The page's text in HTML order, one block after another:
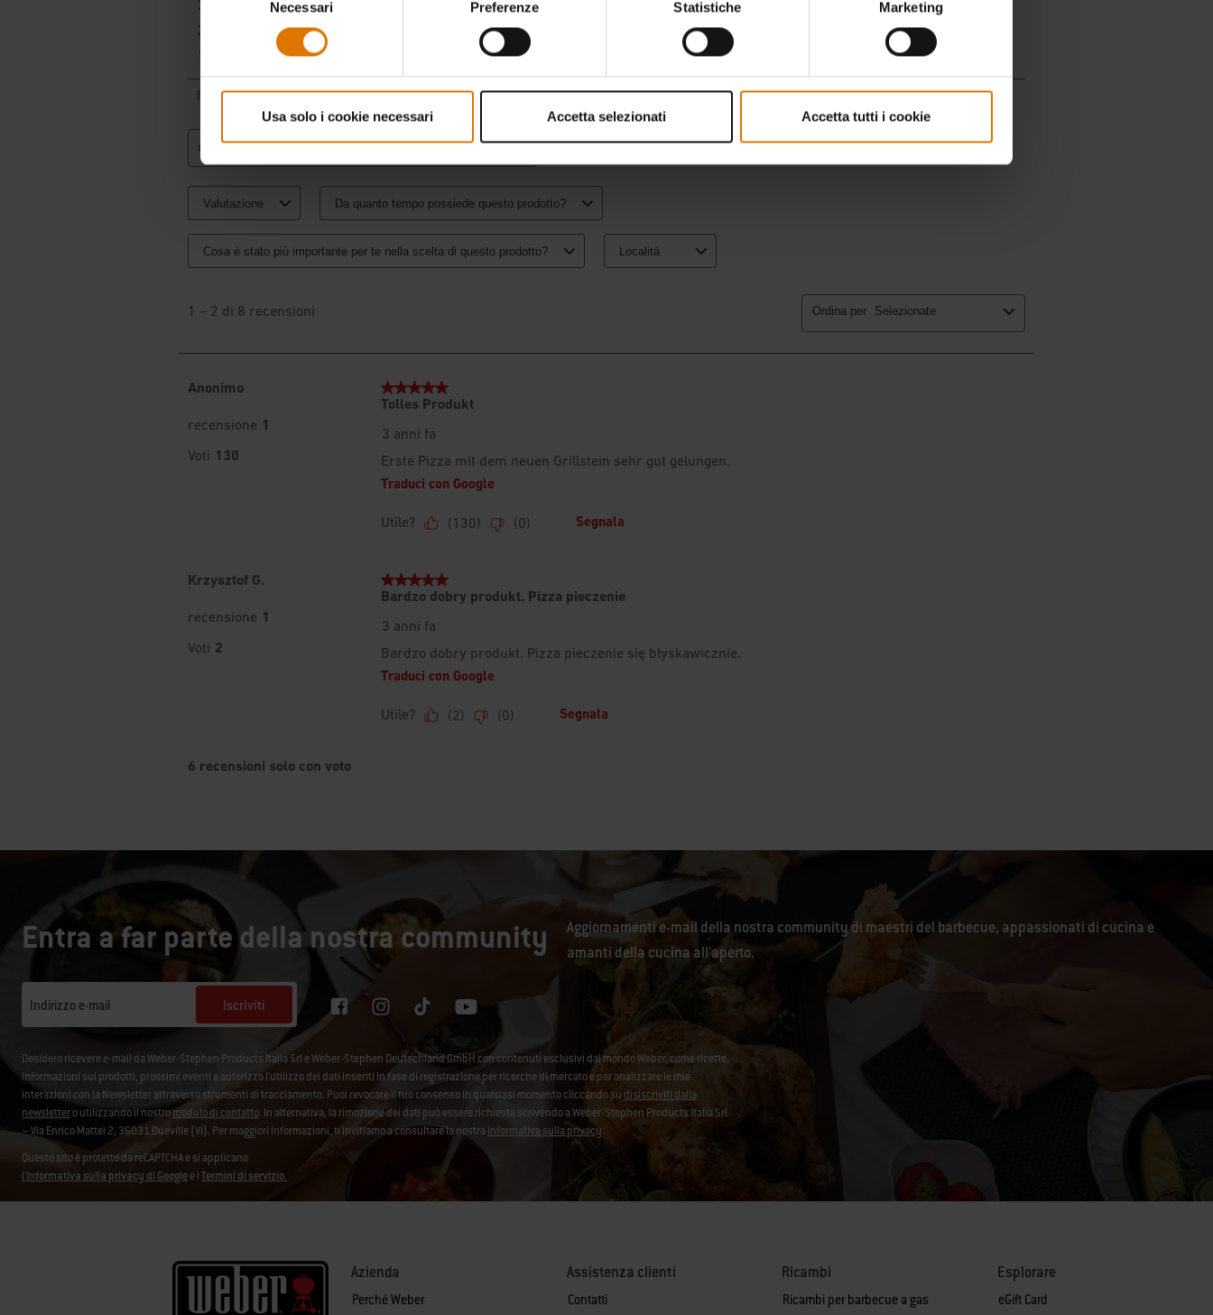
del
consenso
Necessari Preferenze Statistiche Marketing
Usa solo i cookie necessari Accetta selezionati Accetta tutti i cookie
Entra a far parte della nostra community
Aggiornamenti e-mail della nostra community di maestri del barbecue, appassionati di cucina e
amanti della cucina all'aperto.
Indirizzo e-mail Iscriviti
Desidero ricevere e-mail da Weber-Stephen Products Italia Srl e Weber-Stephen Deutschland GmbH con contenuti esclusivi dal mondo Weber, come ricette,
informazioni sui prodotti, prossimi eventi e autorizzo l’utilizzo dei dati inseriti in fase di registrazione per ricerche di mercato e per analizzare le mie
interazioni con la Newsletter attraverso strumenti di tracciamento. Puoi revocare il tuo consenso in qualsiasi momento cliccando su disiscriviti dalla
newslettero utilizzando il nostromodulo di contatto. In alternativa, la rimozione dei dati può essere richiesta scrivendo a Weber-Stephen Products Italia Srl
– Via Enrico Mattei 2, 36031 Dueville (VI). Per maggiori informazioni, ti invitiamo a consultare la nostra informativa sulla privacy.
Questo sito è protetto da reCAPTCHA e si applicano
l'Informativa sulla privacy di Googlee iTermini di servizio.
Azienda
Perché Weber
Assistenza clienti
Contatti
Ricambi
Ricambi per barbecue a gas
Esplorare
eGift Card